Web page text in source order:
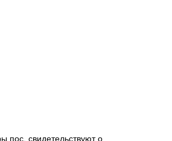
пос. свидетельствуют о